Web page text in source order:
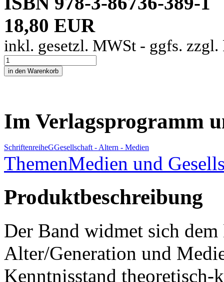
18,80 EUR
inkl. gesetzl. MWSt - ggfs. zzgl.
Im Verlagsprogramm
SchriftenreiheGGesellschaft - Altern - Medien
ThemenMedien und
Produktbeschreibung
Der Band widmet sich
Alter/Generation und
Kenntnisstand